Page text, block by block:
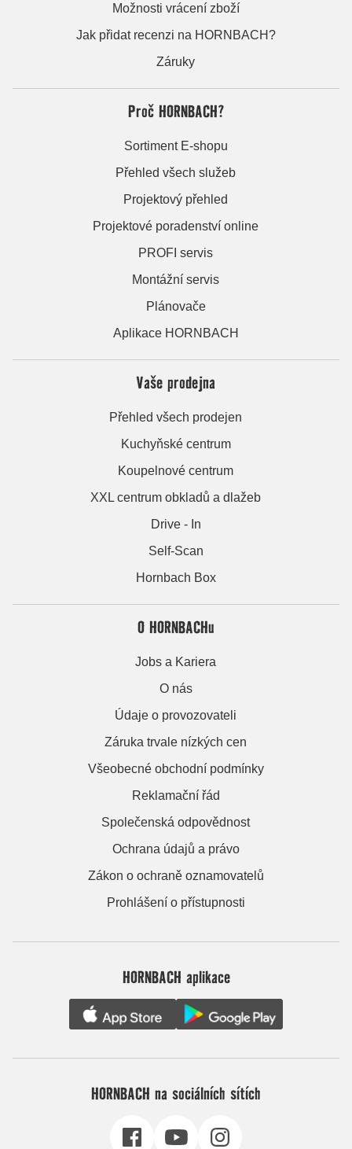
Možnosti vrácení zboží
Jak přidat recenzi na HORNBACH?
Záruky
Proč HORNBACH?
Sortiment E-shopu
Přehled všech služeb
Projektový přehled
Projektové poradenství online
PROFI servis
Montážní servis
Plánovače
Aplikace HORNBACH
Vaše prodejna
Přehled všech prodejen
Kuchyňské centrum
Koupelnové centrum
XXL centrum obkladů a dlažeb
Drive - In
Self-Scan
Hornbach Box
O HORNBACHu
Jobs a Kariera
O nás
Údaje o provozovateli
Záruka trvale nízkých cen
Všeobecné obchodní podmínky
Reklamační řád
Společenská odpovědnost
Ochrana údajů a právo
Zákon o ochraně oznamovatelů
Prohlášení o přístupnosti
HORNBACH aplikace
HORNBACH na sociálních sítích